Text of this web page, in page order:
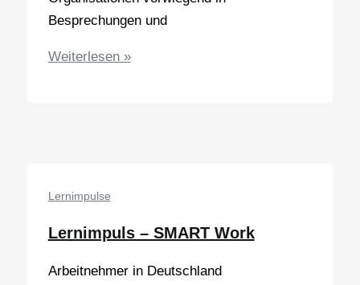
Besprechungen und
Lernimpuls
in
Weiterlesen »
Lernimpulse
Lernimpuls – SMART Work
Arbeitnehmer in Deutschland